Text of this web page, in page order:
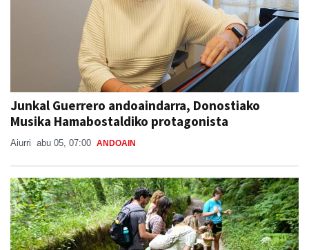
Junkal Guerrero andoaindarra, Donostiako
Musika Hamabostaldiko protagonista
Aiurri abu 05, 07:00 ANDOAIN